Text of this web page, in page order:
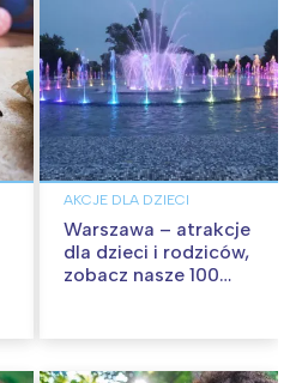
AKCJE DLA DZIECI
Warszawa – atrakcje
dla dzieci i rodziców,
zobacz nasze 100